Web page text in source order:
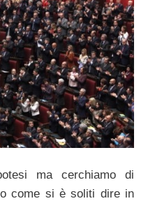
ma cerchiamo di
come si è soliti dire in